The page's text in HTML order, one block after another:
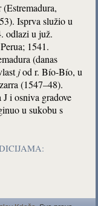
Isprva služio u
odlazi u juž.
1541.
(danas
jod r. Bío-Bío, u
(1547–48).
i osniva gradove
u sukobu s